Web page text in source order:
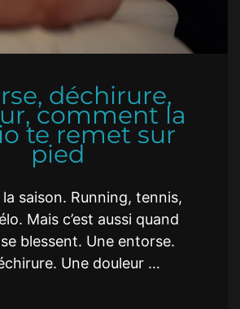
déchirure,
comment la
te remet sur
pied
la saison. Running, tennis,
Mais c’est aussi quand
blessent. Une entorse.
Une douleur …